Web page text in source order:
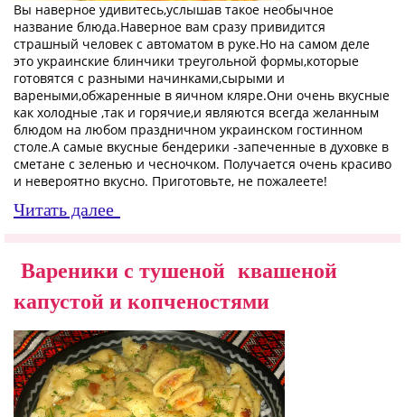
Вы наверное удивитесь,услышав такое необычное
название блюда.Наверное вам сразу привидится
страшный человек с автоматом в руке.Но на самом деле
это украинские блинчики треугольной формы,которые
готовятся с разными начинками,сырыми и
вареными,обжаренные в яичном кляре.Они очень вкусные
как холодные ,так и горячие,и являются всегда желанным
блюдом на любом праздничном украинском гостинном
столе.А самые вкусные бендерики -запеченные в духовке в
сметане с зеленью и чесночком. Получается очень красиво
и невероятно вкусно. Приготовьте, не пожалеете!
Читать далее
Вареники с тушеной квашеной
капустой и копченостями